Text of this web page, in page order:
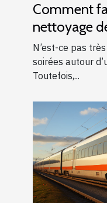
Comment
nettoyage
barbecue ?
N’est-ce pas
soirées autour
Toutefois,...